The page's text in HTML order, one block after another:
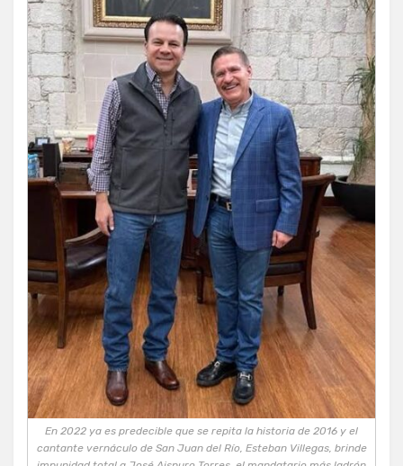
En 2022 ya es predecible que se repita la historia de 2016 y el
cantante vernáculo de San Juan del Río, Esteban Villegas, brinde